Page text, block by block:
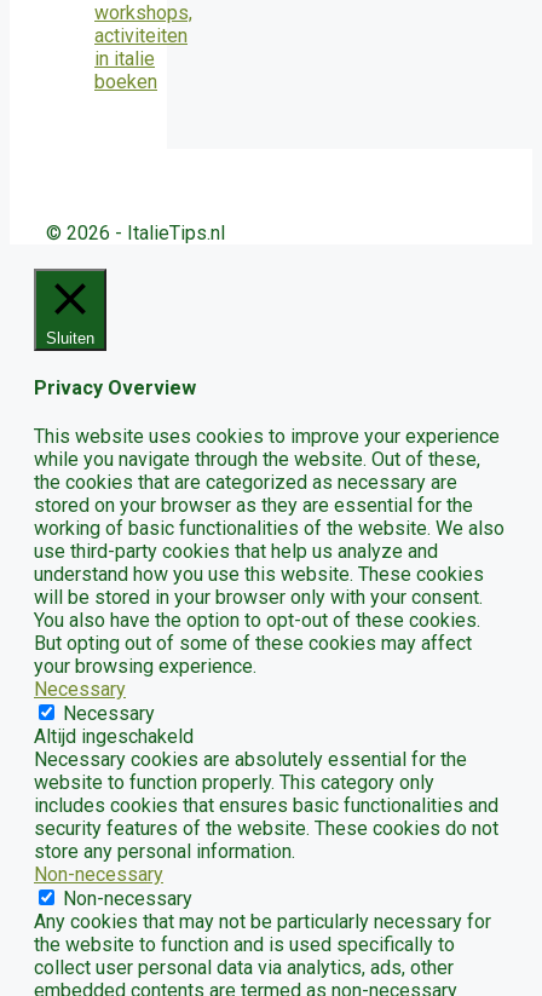
© 2026 - ItalieTips.nl
Sluiten
Privacy Overview
This website uses cookies to improve your experience
while you navigate through the website. Out of these,
the cookies that are categorized as necessary are
stored on your browser as they are essential for the
working of basic functionalities of the website. We also
use third-party cookies that help us analyze and
understand how you use this website. These cookies
will be stored in your browser only with your consent.
You also have the option to opt-out of these cookies.
But opting out of some of these cookies may affect
your browsing experience.
Necessary
Necessary
Altijd ingeschakeld
Necessary cookies are absolutely essential for the
website to function properly. This category only
includes cookies that ensures basic functionalities and
security features of the website. These cookies do not
store any personal information.
Non-necessary
Non-necessary
Any cookies that may not be particularly necessary for
the website to function and is used specifically to
collect user personal data via analytics, ads, other
embedded contents are termed as non-necessary